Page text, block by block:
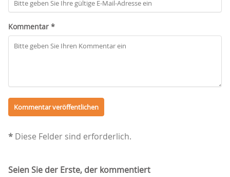
Kommentar *
* Diese Felder sind erforderlich.
Seien Sie der Erste, der kommentiert